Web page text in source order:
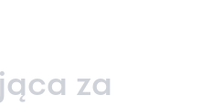
za